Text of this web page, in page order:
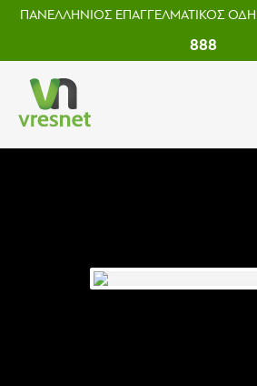
ΠΑΝΕΛΛΗΝΙΟΣ ΕΠΑΓΓΕΛΜΑΤΙΚΟΣ
888